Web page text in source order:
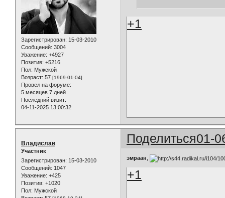
Зарегистрирован: 15-03-2010
Сообщений: 3004
Уважение: +4927
Позитив: +5216
Пол: Мужской
Возраст: 57 [1969-01-04]
Провел на форуме:
5 месяцев 7 дней
Последний визит:
04-11-2025 13:00:32
+1
Поделиться01-
Владислав
Участник
Зарегистрирован: 15-03-2010
Сообщений: 1047
Уважение: +425
Позитив: +1020
Пол: Мужской
эмраан
+1